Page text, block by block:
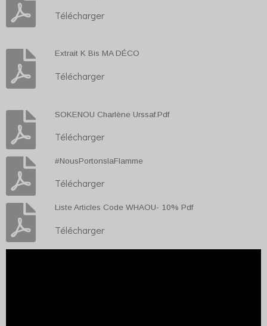
Télécharger
Extrait K Bis MA DÉCO
Télécharger
SOKENOU Charlène Urssaf.Pdf
Télécharger
#NousPortonslaFlamme
Télécharger
Liste Articles Code WHAOU- 10% Pdf
Télécharger